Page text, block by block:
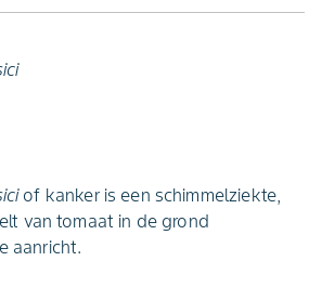
of kanker is een schimmelziekte,
van tomaat in de grond
aanricht.